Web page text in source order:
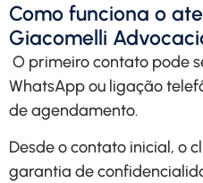
Como funciona o
Giacomelli
O primeiro contato pode
WhatsApp ou ligação
de agendamento.
Desde o contato inicial, o
garantia de